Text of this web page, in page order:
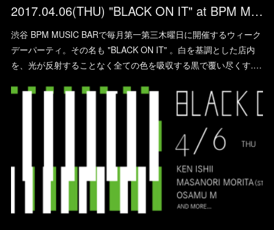
2017.04.06(THU) "BLACK ON IT" at BPM MUSIC BAR (SHIBUYA)
渋谷 BPM MUSIC BARで毎月第一第三木曜日に開催するウィーク
デーパーティ。その名も "BLACK ON IT" 。白を基調とした店内
を、光が反射することなく全ての色を吸収する黒で覆い尽くす.…